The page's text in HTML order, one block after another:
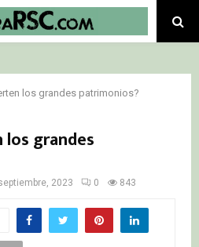
los grandes patrimonios?
grandes
2023 0 843